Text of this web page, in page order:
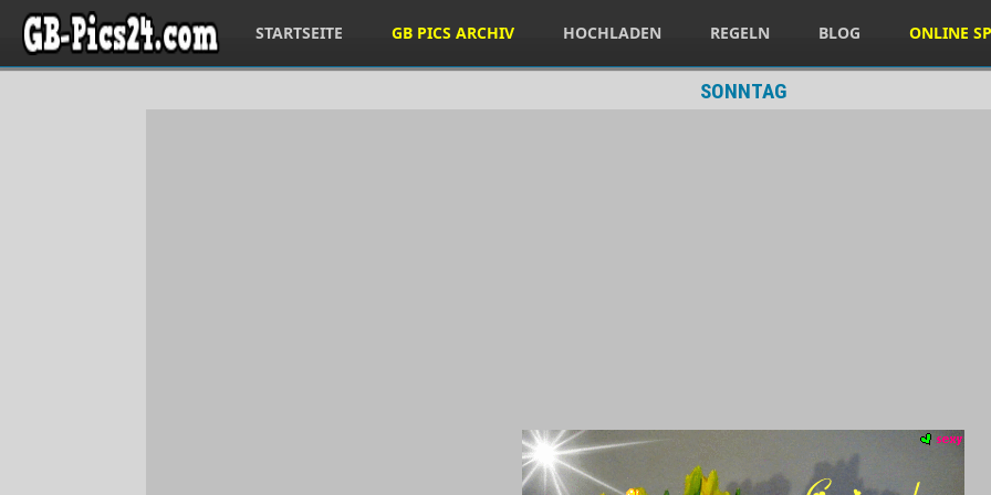
STARTSEITE GB PICS ARCHIV HOCHLADEN REGELN BLOG ONLINE
SONNTAG